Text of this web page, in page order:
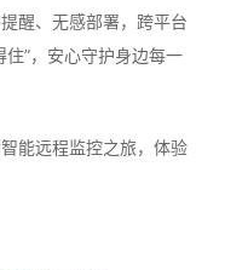
醒、无感部署，跨平台
”，安心守护身边每一
能远程监控之旅，体验